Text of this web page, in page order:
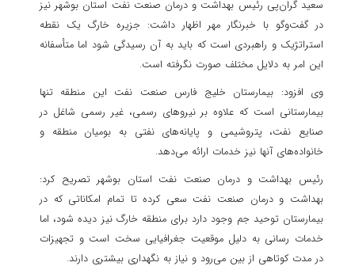
سعید گران‌پی رئیس بهداشت و درمان صنعت نفت استان بوشهر نیز
در گفت‌وگو با خبرنگار مهر اظهار داشت: جزیره خارگ یک نقطه
استراتژیک و راهبردی است که باید به آن رسیدگی شود اما متأسفانه
این امر به دلایل مختلف صورت نگرفته است.
وی افزود: بیمارستان خلیج فارس صنعت نفت این منطقه تنها
بیمارستانی است که علاوه بر نیروهای رسمی، غیر رسمی شاغل در
صنایع نفت، پتروشیمی و پایانه‌های نفتی به بومیان منطقه و
خانواده‌های آنها نیز خدمات ارائه می‌دهد.
رئیس بهداشت و درمان صنعت نفت استان بوشهر تصریح کرد:
بهداشت و درمان صنعت نفت سعی کرده تا تمام امکاناتی که در
بیمارستان توحید جم وجود دارد برای منطقه خارگ نیز دیده شود، اما
خدمات رسانی به دلیل موقعیت جغرافیایی سخت است و تجهیزات
در مدت کوتاهی از بین می‌رود و نیاز به نگهداری بیشتری دارند.